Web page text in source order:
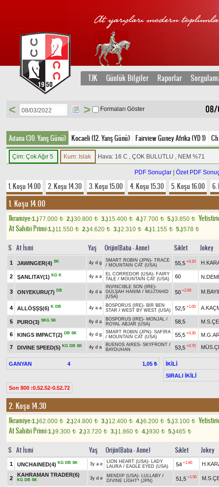
TJK Günlük Bilgiler Raporlar
08/
< > Formaları Göster
Adana (30. Yarış Günü) Kocaeli (12. Yarış Günü) Fairview Guney Afrika (YD 1)
Çim: Çok Ağır 5 Kum: Islak Hava: 16 C , ÇOK BULUTLU , NEM %71
PDF Sonuçlar Özet PDF
1. Koşu 14.00 2. Koşu 14.30 3. Koşu 15.00 4. Koşu 15.30 5. Koşu 16.00 6.
1. Koşu 14.00
Ikramiye:1.)77.000 t 2.)30.800 t 3.)15.400 t 4.)7.700 t 5.)3.850 t
At Sahibi Primi:1.)11.550 t 2.)4.620 t 3.)2.310 t 4.)1.155 t 5.)578 t
S At İsmi Yaş Orijin(Baba - Anne) Sıklet Jokey
1 JAWINGER(4) SK 4y d g SMART ROBIN (JPN)- TRACE
/ MOUNTAIN CAT (USA) 55,5 +0.10
2 ŞANLITAY(1) KG K 4y a a EL CORREDOR (USA)- FAIRY
TALE / MOUNTAIN CAT (USA) 60
3 ONYEKURU(7) DB 4y d a
INVINCIBLE SON (IRE)-
GÜLŞAH HANIM / MUJTAHID
(USA)
50 +2.00
4 ALLÖŞŞŞ(6) K DB 4y a a BOSPORUS (IRE)- BİR BEN
STAR / WEST BY WEST (USA) 52,5 +1.00
5 PURO(3) SKG SK 6y d a BOSPORUS (IRE)- MONJAL /
ROYAL ABJAR (USA)
58,5
6 KINGS IMPACT(2) DB SK 4y d g SMART ROBIN (JPN)- SAFİRA
/ MOUNTAIN CAT (USA) 55,5 +0.30
7 DIVINE SPEED(5) KG DB SK 4y d a BUENOS AIRES- SKYFRONT /
BAYDUHAN
53,5 +0.70
GANYAN 4 1,05 ₺
İKİLİ
SIRALI İKİLİ
Son 800 :0.52.52-0.52.72
2. Koşu 14.30
Ikramiye:1.)62.000 t 2.)24.800 t 3.)12.400 t 4.)6.200 t 5.)3.100 t
At Sahibi Primi:1.)9.300 t 2.)3.720 t 3.)1.860 t 4.)930 t 5.)465 t
S At İsmi Yaş Orijin(Baba - Anne) Sıklet Jokey
1 UNCHAINED(4) KG DB SK 3y a e LION HEART (USA)- LADY
LAURA / EAGLE EYED (USA) 54 +1.60
2
KAHRAMAN TRADER(6)
KG DB SK 3y d e MENDIP (USA)- LULLABY /
DIVINE LIGHT* (JPN)
51,5 +1.50